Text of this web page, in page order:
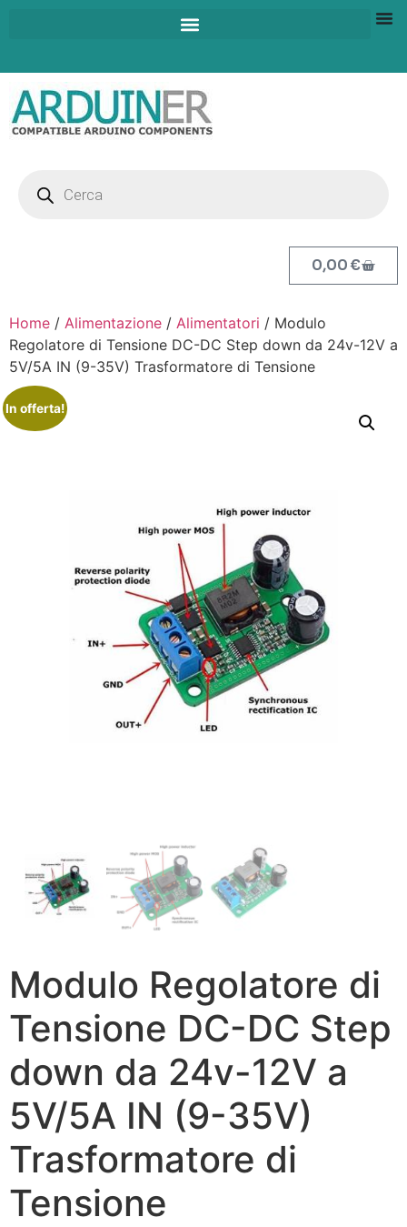
0,00€
Home / Alimentazione / Alimentatori / Modulo
Regolatore di Tensione DC-DC Step down da 24v-12V a
5V/5A IN (9-35V) Trasformatore di Tensione
In offerta!
Modulo Regolatore di
Tensione DC-DC Step
down da 24v-12V a
5V/5A IN (9-35V)
Trasformatore di
Tensione